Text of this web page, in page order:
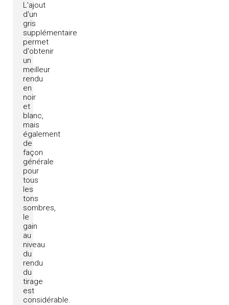
L'ajout
d'un
gris
supplémentaire
permet
d'obtenir
un
meilleur
rendu
en
noir
et
blanc,
mais
également
de
façon
générale
pour
tous
les
tons
sombres,
le
gain
au
niveau
du
rendu
du
tirage
est
considérable.